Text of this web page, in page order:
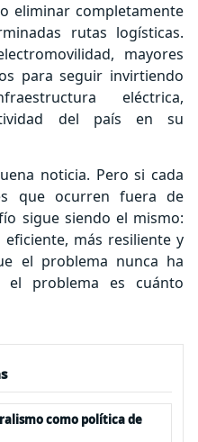
eliminar completamente
rutas logísticas.
mayores
para seguir invirtiendo
eléctrica,
del país en su
noticia. Pero si cada
que ocurren fuera de
sigue siendo el mismo:
más resiliente y
el problema nunca ha
problema es cuánto
como política de